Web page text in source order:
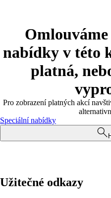
nabídky v této
platná,
Pro zobrazení platných akcí
Speciální nabídky
Užitečné odkazy